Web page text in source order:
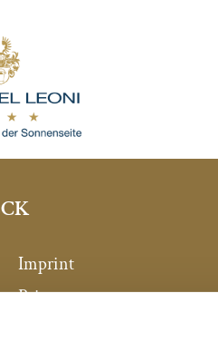
Imprint
Privacy